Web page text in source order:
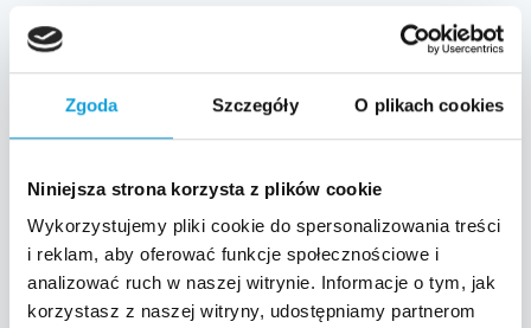
Zgoda Szczegóły O plikach cookies
Niniejsza strona korzysta z plików cookie
Wykorzystujemy pliki cookie do spersonalizowania treści
i reklam, aby oferować funkcje społecznościowe i
analizować ruch w naszej witrynie. Informacje o tym, jak
korzystasz z naszej witryny, udostępniamy partnerom
Ostatnie wpisy
WIFIK trafia do zielonogórskich bibliotek!
Przedstawiciel Perceptus odwiedzi CERN!